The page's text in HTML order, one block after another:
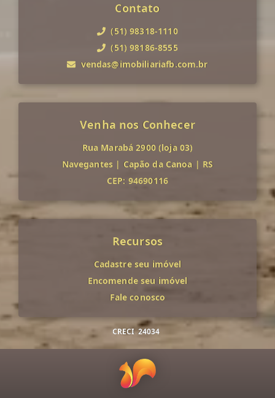
Contato
(51) 98318-1110
(51) 98186-8555
vendas@imobiliariafb.com.br
Venha nos Conhecer
Rua Marabá 2900 (loja 03)
Navegantes | Capão da Canoa | RS
CEP: 94690116
Recursos
Cadastre seu imóvel
Encomende seu imóvel
Fale conosco
CRECI 24034